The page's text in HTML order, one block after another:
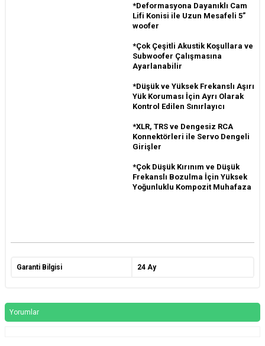
*Deformasyona Dayanıklı Cam
Lifi Konisi ile Uzun Mesafeli 5”
woofer
*Çok Çeşitli Akustik Koşullara ve
Subwoofer Çalışmasına
Ayarlanabilir
*Düşük ve Yüksek Frekanslı Aşırı
Yük Koruması İçin Ayrı Olarak
Kontrol Edilen Sınırlayıcı
*XLR, TRS ve Dengesiz RCA
Konnektörleri ile Servo Dengeli
Girişler
*Çok Düşük Kırınım ve Düşük
Frekanslı Bozulma İçin Yüksek
Yoğunluklu Kompozit Muhafaza
Garanti Bilgisi 24 Ay
Yorumlar